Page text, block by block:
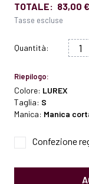
TOTALE: 83,00 €
Tasse escluse
Quantità:
Riepilogo:
Colore: LUREX
Taglia: S
Manica: Manica
Confezione